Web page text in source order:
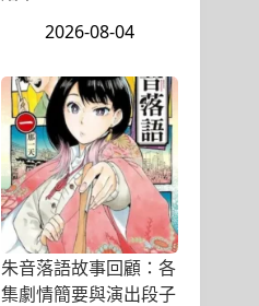
2026-08-04
朱音落語故事回顧：各
集劇情簡要與演出段子